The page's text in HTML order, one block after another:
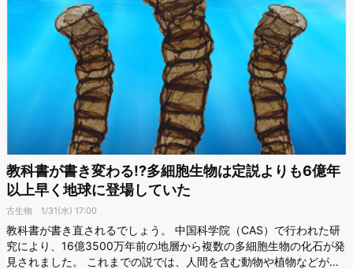
教科書が書き変わる!?多細胞生物は定説よりも6億年
以上早く地球に登場していた
古生物 1/31(水) 17:00
教科書が書き直されるでしょう。 中国科学院（CAS）で行われた研
究により、16億3500万年前の地層から複数の多細胞生物の化石が発
見されました。 これまでの説では、人間を含む動物や植物などが含